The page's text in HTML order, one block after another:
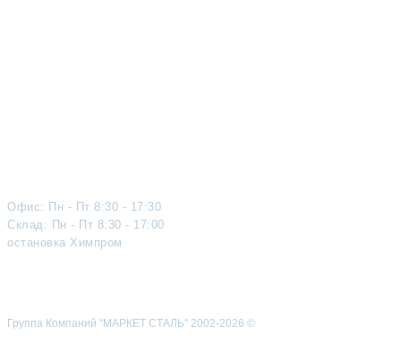
Офис: Пн - Пт 8:30 - 17:30
Склад: Пн - Пт 8:30 - 17:00
остановка Химпром
Группа Компаний "МАРКЕТ СТАЛЬ" 2002-2026 ©